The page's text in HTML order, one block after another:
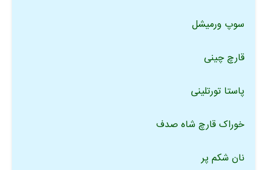
سوپ ورمیشل
قارچ چینی
پاستا تورتلینی
خوراک قارچ شاه صدف
نان شکم پر